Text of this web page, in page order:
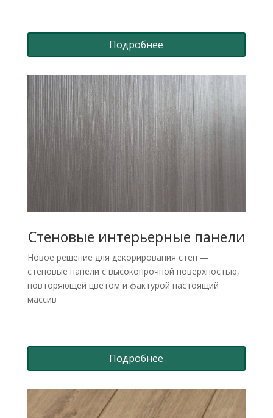
Подробнее
Стеновые интерьерные панели
Новое решение для декорирования стен —
стеновые панели с высокопрочной поверхностью,
повторяющей цветом и фактурой настоящий
массив
Подробнее